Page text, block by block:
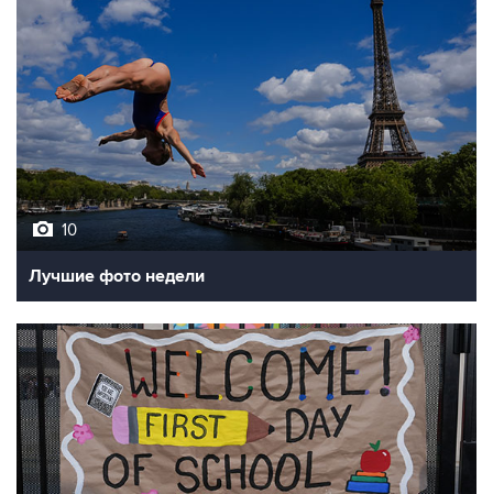
10
Лучшие фото недели